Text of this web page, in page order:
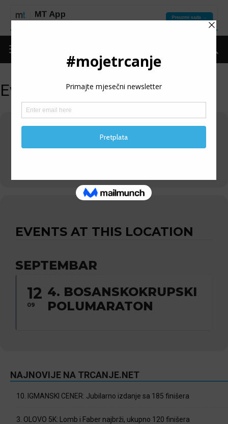
Events at this location
BOSANSKA KRUPA
EVENTS AT THIS LOCATION
SEPTEMBAR
12
09
4. BOSANSKOKRUPSKI
POLUMARATON
NAJNOVIJE NA TRCANJE.NET
10. IGMANSKI CENER: Jubilarno izdanje sa 185 finišera
3. OLOVO 5K: Lomb i Faber najbrži, ukupno 120 finišera